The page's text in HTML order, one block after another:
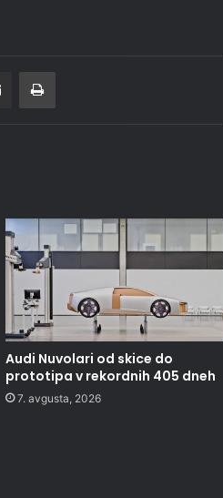
Deli po epošti Natisni
Audi Nuvolari od skice do
prototipa v rekordnih 405 dneh
7. avgusta, 2026